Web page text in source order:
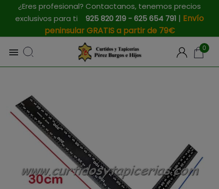
¿Eres profesional? Contactanos, tenemos precios
exclusivos para ti 925 820 219 - 625 654 791 | Envío
peninsular GRATIS a partir de 79€
 0